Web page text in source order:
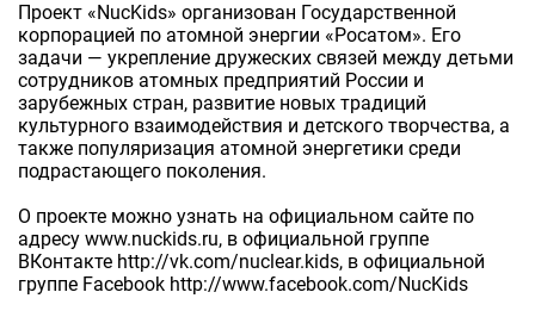
Проект «NucKids» организован Государственной
корпорацией по атомной энергии «Росатом». Его
задачи — укрепление дружеских связей между детьми
сотрудников атомных предприятий России и
зарубежных стран, развитие новых традиций
культурного взаимодействия и детского творчества, а
также популяризация атомной энергетики среди
подрастающего поколения.
О проекте можно узнать на официальном сайте по
адресу www.nuckids.ru, в официальной группе
ВКонтакте http://vk.com/nuclear.kids, в официальной
группе Facebook http://www.facebook.com/NucKids